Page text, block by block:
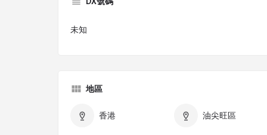
未知
地區
香港 油尖旺區